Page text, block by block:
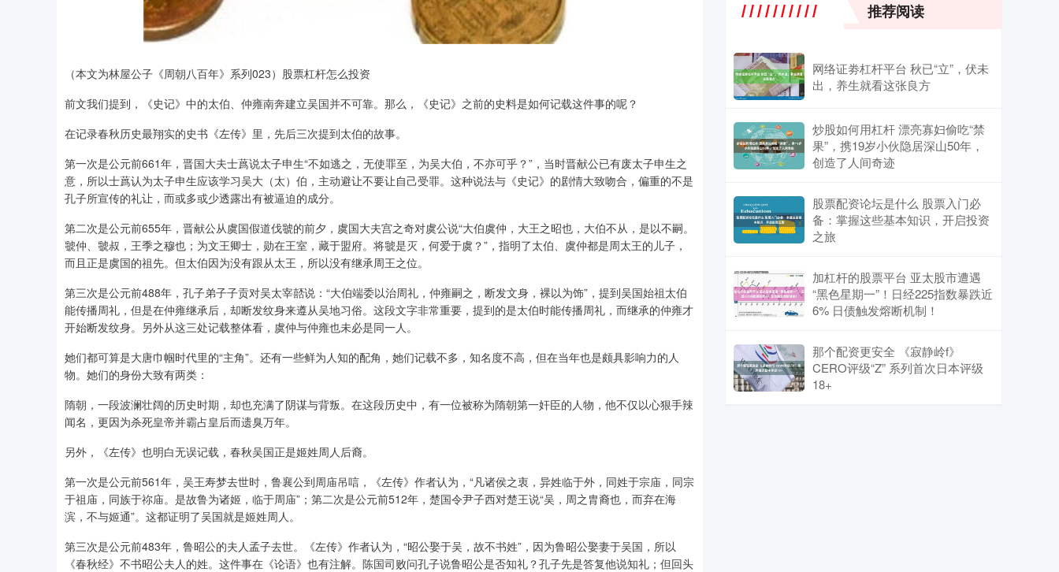
（本文为林屋公子《周朝八百年》系列023）股票杠杆怎么投资
前文我们提到，《史记》中的太伯、仲雍南奔建立吴国并不可靠。那么，《史记》之前的史料是如何记载这件事的呢？
在记录春秋历史最翔实的史书《左传》里，先后三次提到太伯的故事。
第一次是公元前661年，晋国大夫士蔿说太子申生“不如逃之，无使罪至，为吴大伯，不亦可乎？”，当时晋献公已有废太子申生之
意，所以士蔿认为太子申生应该学习吴大（太）伯，主动避让不要让自己受罪。这种说法与《史记》的剧情大致吻合，偏重的不是
孔子所宣传的礼让，而或多或少透露出有被逼迫的成分。
第二次是公元前655年，晋献公从虞国假道伐虢的前夕，虞国大夫宫之奇对虞公说“大伯虞仲，大王之昭也，大伯不从，是以不嗣。
虢仲、虢叔，王季之穆也；为文王卿士，勋在王室，藏于盟府。将虢是灭，何爱于虞？”，指明了太伯、虞仲都是周太王的儿子，
而且正是虞国的祖先。但太伯因为没有跟从太王，所以没有继承周王之位。
第三次是公元前488年，孔子弟子子贡对吴太宰嚭说：“大伯端委以治周礼，仲雍嗣之，断发文身，裸以为饰”，提到吴国始祖太伯
能传播周礼，但是在仲雍继承后，却断发纹身来遵从吴地习俗。这段文字非常重要，提到的是太伯时能传播周礼，而继承的仲雍才
开始断发纹身。另外从这三处记载整体看，虞仲与仲雍也未必是同一人。
她们都可算是大唐巾帼时代里的“主角”。还有一些鲜为人知的配角，她们记载不多，知名度不高，但在当年也是颇具影响力的人
物。她们的身份大致有两类：
隋朝，一段波澜壮阔的历史时期，却也充满了阴谋与背叛。在这段历史中，有一位被称为隋朝第一奸臣的人物，他不仅以心狠手辣
闻名，更因为杀死皇帝并霸占皇后而遗臭万年。
另外，《左传》也明白无误记载，春秋吴国正是姬姓周人后裔。
第一次是公元前561年，吴王寿梦去世时，鲁襄公到周庙吊唁，《左传》作者认为，“凡诸侯之衷，异姓临于外，同姓于宗庙，同宗
于祖庙，同族于祢庙。是故鲁为诸姬，临于周庙”；第二次是公元前512年，楚国令尹子西对楚王说“吴，周之胄裔也，而弃在海
滨，不与姬通”。这都证明了吴国就是姬姓周人。
第三次是公元前483年，鲁昭公的夫人孟子去世。《左传》作者认为，“昭公娶于吴，故不书姓”，因为鲁昭公娶妻于吴国，所以
《春秋经》不书昭公夫人的姓。这件事在《论语》也有注解。陈国司败问孔子说鲁昭公是否知礼？孔子先是答复他说知礼；但回头
推荐阅读
网络证劵杠杆平台 秋已“立”，伏未
出，养生就看这张良方
炒股如何用杠杆 漂亮寡妇偷吃“禁
果”，携19岁小伙隐居深山50年，
创造了人间奇迹
股票配资论坛是什么 股票入门必
备：掌握这些基本知识，开启投资
之旅
加杠杆的股票平台 亚太股市遭遇
“黑色星期一”！日经225指数暴跌近
6% 日债触发熔断机制！
那个配资更安全 《寂静岭f》
CERO评级“Z” 系列首次日本评级
18+